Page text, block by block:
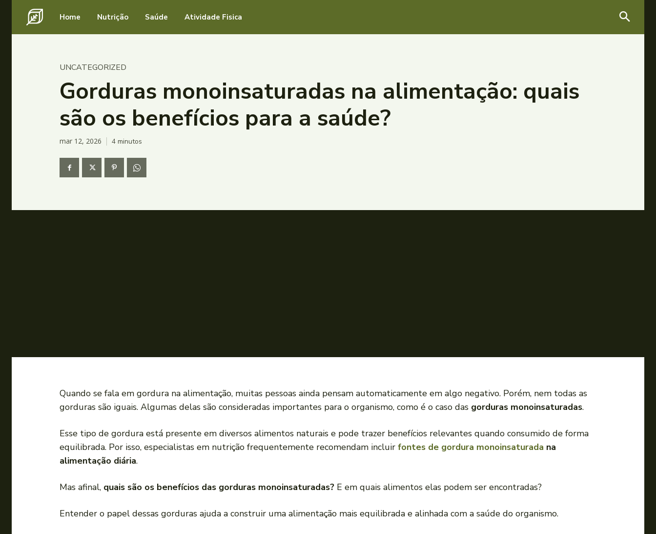
Home Nutrição Saúde Atividade Fisica
UNCATEGORIZED
Gorduras monoinsaturadas na alimentação: quais
são os benefícios para a saúde?
mar 12, 2026 4 minutos
Quando se fala em gordura na alimentação, muitas pessoas ainda pensam automaticamente em algo negativo. Porém, nem todas as
gorduras são iguais. Algumas delas são consideradas importantes para o organismo, como é o caso das gorduras monoinsaturadas.
Esse tipo de gordura está presente em diversos alimentos naturais e pode trazer benefícios relevantes quando consumido de forma
equilibrada. Por isso, especialistas em nutrição frequentemente recomendam incluir fontes de gordura monoinsaturada na
alimentação diária.
Mas afinal, quais são os benefícios das gorduras monoinsaturadas? E em quais alimentos elas podem ser encontradas?
Entender o papel dessas gorduras ajuda a construir uma alimentação mais equilibrada e alinhada com a saúde do organismo.